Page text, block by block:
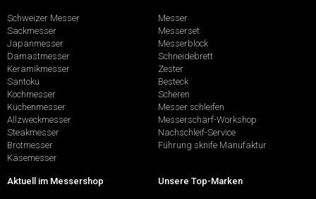
Schweizer Messer
Sackmesser
Japanmesser
Damastmesser
Keramikmesser
Santoku
Kochmesser
Küchenmesser
Allzweckmesser
Steakmesser
Brotmesser
Käsemesser
Messer
Messerset
Messerblock
Schneidebrett
Zester
Besteck
Scheren
Messer schleifen
Messerschärf-Workshop
Nachschleif-Service
Führung sknife Manufaktur
Aktuell im Messershop Unsere Top-Marken